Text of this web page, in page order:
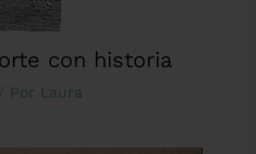
con historia
/ Por Laura